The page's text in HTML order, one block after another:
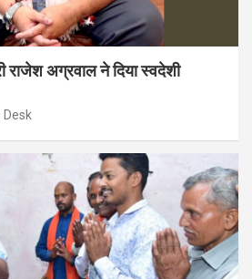
राजेश अग्रवाल ने दिया स्वदेशी
Desk